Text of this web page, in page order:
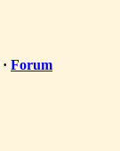
· Forum